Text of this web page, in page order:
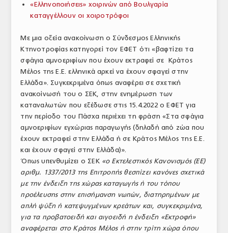
ΠΡΩΤΕΣ ΥΛΕΣ
ΥΠΗΡΕΣΙΕΣ
ΕΜΠΟΡΙΚΟΙ ΑΝΤΙΠΡΟΣΩΠΟΙ
ΝΟΜΟΘΕΣΙΑ
ΕΥΡΩΠΑΪΚΗ ΝΟΜΟΘΕΣΙΑ
ΤΟ ΠΕΡΙΟΔΙΚΟ
Profile
ΑΡΧΕΙΟ ΤΕΥΧΩΝ
ΣΥΝΕΔΡΙΟ ΚΡΕΑΤΟΣ
«Ελληνοποιήσεις» χοιρινών από Βουλγαρία
καταγγέλλουν οι χοιροτρόφοι
Με μια οξεία ανακοίνωση ο Σύνδεσμος Ελληνικής
Κτηνοτροφίας κατηγορεί τον ΕΦΕΤ ότι «βαφτίζει τα
σφάγια αμνοεριφίων που έχουν εκτραφεί σε Κράτος
Μέλος της Ε.Ε. ελληνικά αρκεί να έχουν σφαγεί στην
Ελλάδα». Συγκεκριμένα όπως αναφέρει σε σχετική
ανακοίνωσή του ο ΣΕΚ, στην ενημέρωση των
καταναλωτών που εξέδωσε στις 15.4.2022 ο ΕΦΕΤ για
την περίοδο του Πάσχα περιέχει τη φράση «Στα σφάγια
αμνοεριφίων εγχώριας παραγωγής (δηλαδή από ζώα που
έχουν εκτραφεί στην Ελλάδα ή σε Κράτος Μέλος της Ε.Ε.
και έχουν σφαγεί στην Ελλάδα)».
Όπως υπενθυμίζει ο ΣΕΚ «ο Εκτελεστικός Κανονισμός (EE)
αριθμ. 1337/2013 της Επιτροπής θεσπίζει κανόνες σχετικά
με την ένδειξη της χώρας καταγωγής ή του τόπου
προέλευσης στην επισήμανση νωπών, διατηρημένων με
απλή ψύξη ή κατεψυγμένων κρεάτων και, συγκεκριμένα,
για τα προβατοειδή και αιγοειδή η ένδειξη «Εκτροφή»
αναφέρεται στο Κράτος Μέλος ή στην τρίτη χώρα όπου